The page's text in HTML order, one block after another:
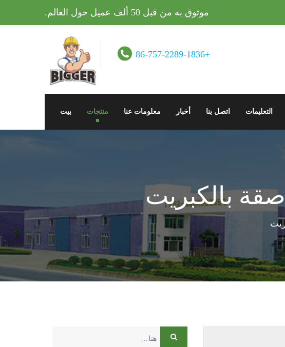
موثوق به من قبل 50 ألف عميل حول العالم.
+86-757-2289-1836
بيت منتجات معلومات عنا أخبار اتصل بنا التعليمات